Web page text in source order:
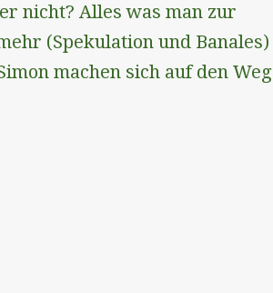
nicht? Alles was man zur
(Spekulation und Banales)
machen sich auf den Weg